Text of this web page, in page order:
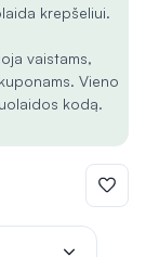
krepšeliui.
vaistams,
Vieno
kodą.